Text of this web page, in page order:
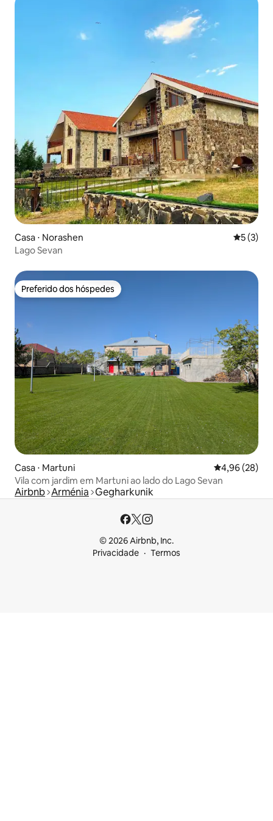
Casa ⋅ Norashen 5 de
5 (3)
Lago Sevan
Preferido dos hóspedes
Preferido dos hóspedes
Casa ⋅ Martuni 4,96 de uma
4,96 (28)
Vila com jardim em Martuni ao lado do Lago Sevan
Airbnb Arménia Gegharkunik
© 2026 Airbnb, Inc.
Privacidade
Termos